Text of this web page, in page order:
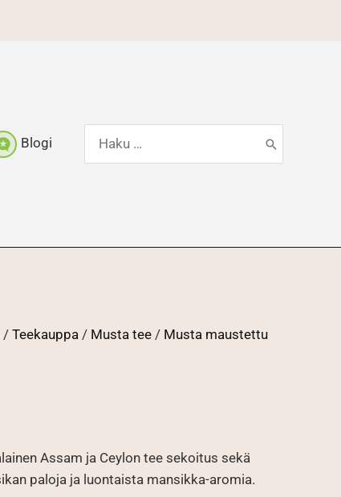
Blogi
/ Teekauppa / Musta tee / Musta maustettu
Assam ja Ceylon tee sekoitus sekä
paloja ja luontaista mansikka-aromia.